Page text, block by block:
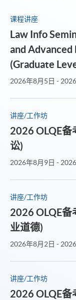
课程讲座
Law Info
and Advanced
(Graduate
2026年8月5日 -
讲座/工作坊
2026 OLQE备
讼)
2026年8月9日 -
讲座/工作坊
2026 OLQE备
业道德)
2026年8月2日 -
讲座/工作坊
2026 OLQE备